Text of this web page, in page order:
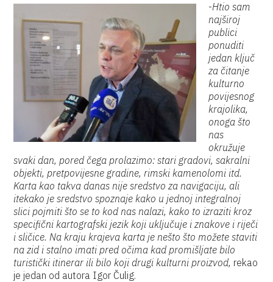
-Htio sam
najširoj
publici
ponuditi
jedan ključ
za čitanje
kulturno
povijesnog
krajolika,
onoga što
nas
okružuje
svaki dan, pored čega prolazimo: stari gradovi, sakralni
objekti, pretpovijesne gradine, rimski kamenolomi itd.
Karta kao takva danas nije sredstvo za navigaciju, ali
itekako je sredstvo spoznaje kako u jednoj integralnoj
slici pojmiti što se to kod nas nalazi, kako to izraziti kroz
specifični kartografski jezik koji uključuje i znakove i riječi
i sličice. Na kraju krajeva karta je nešto što možete staviti
na zid i stalno imati pred očima kad promišljate bilo
turistički itinerar ili bilo koji drugi kulturni proizvod, rekao
je jedan od autora Igor Čulig.